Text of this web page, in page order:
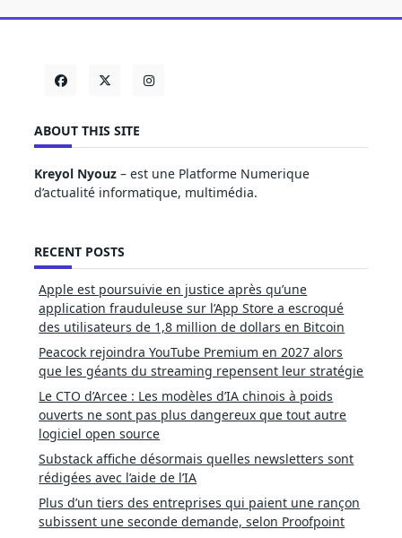
ABOUT THIS SITE
Kreyol Nyouz – est une Platforme Numerique
d’actualité informatique, multimédia.
RECENT POSTS
Apple est poursuivie en justice après qu’une
application frauduleuse sur l’App Store a escroqué
des utilisateurs de 1,8 million de dollars en Bitcoin
Peacock rejoindra YouTube Premium en 2027 alors
que les géants du streaming repensent leur stratégie
Le CTO d’Arcee : Les modèles d’IA chinois à poids
ouverts ne sont pas plus dangereux que tout autre
logiciel open source
Substack affiche désormais quelles newsletters sont
rédigées avec l’aide de l’IA
Plus d’un tiers des entreprises qui paient une rançon
subissent une seconde demande, selon Proofpoint